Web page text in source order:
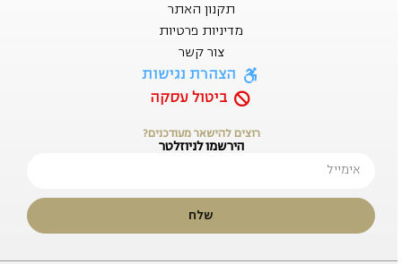
תקנון האתר
מדיניות פרטיות
צור קשר
הצהרת נגישות
ביטול עסקה
רוצים להישאר מעודכנים?
הירשמו לניוזלטר
שלח